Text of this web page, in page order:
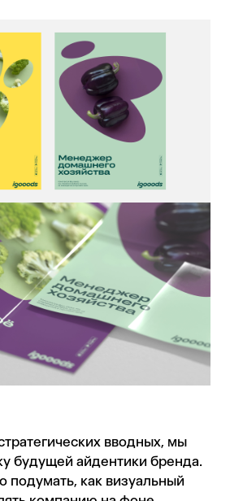
вводных, мы
будущей айдентики бренда.
подумать, как визуальный